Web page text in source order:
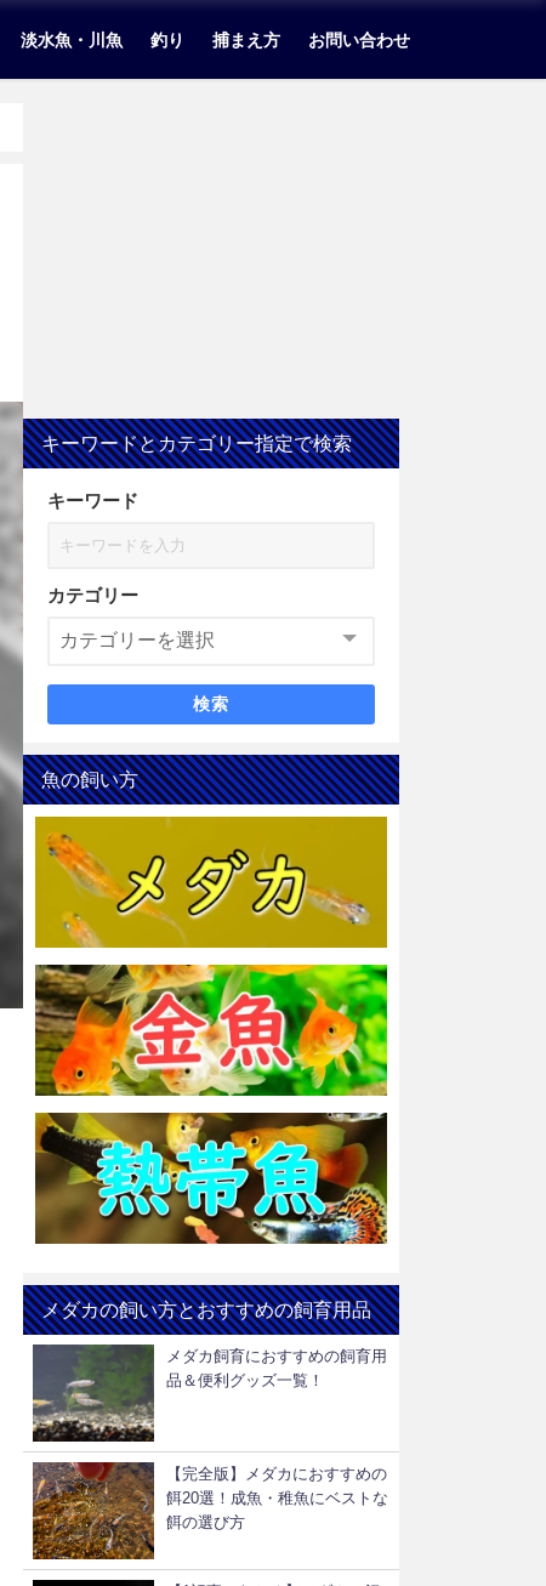
淡水魚・川魚 釣り 捕まえ方 お問い合わせ
キーワードとカテゴリー指定で検索
キーワード
カテゴリー
検索
魚の飼い方
メダカの飼い方とおすすめの飼育用品
メダカ飼育におすすめの飼育用
品＆便利グッズ一覧！
【完全版】メダカにおすすめの
餌20選！成魚・稚魚にベストな
餌の選び方